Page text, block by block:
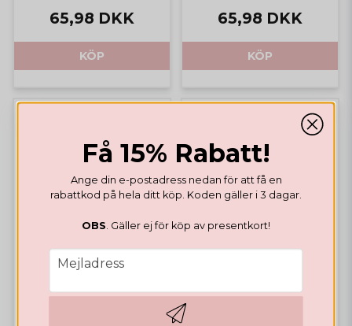
65,98 DKK
KÖP
65,98 DKK
KÖP
Få 15% Rabatt!
Ange din e-postadress nedan för att få en
rabattkod på hela ditt köp. Koden gäller i 3 dagar.
OBS . Gäller ej för köp av presentkort!
email
Mejladress